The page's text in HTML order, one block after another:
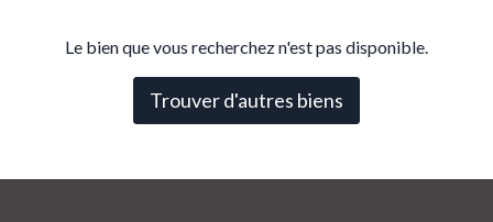
Le bien que vous recherchez n'est pas disponible.
Trouver d'autres biens